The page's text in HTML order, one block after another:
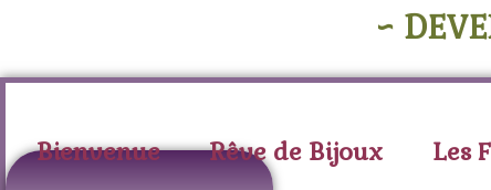
content
~
Bienvenue Rêve de Bijoux Les